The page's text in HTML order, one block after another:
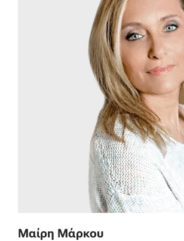
Μαίρη Μάρκου